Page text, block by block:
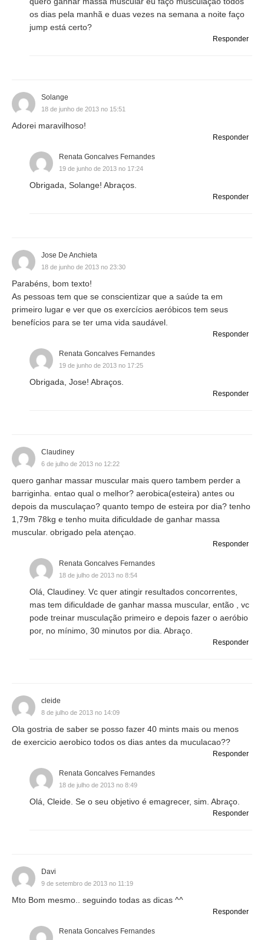
os dias pela manhã e duas vezes na semana a noite faço
jump está certo?
Responder
Solange
18 de junho de 2013 no 15:51
Adorei maravilhoso!
Responder
Renata Goncalves Fernandes
19 de junho de 2013 no 17:24
Obrigada, Solange! Abraços.
Responder
Jose De Anchieta
18 de junho de 2013 no 23:30
Parabéns, bom texto!
As pessoas tem que se conscientizar que a saúde ta em
primeiro lugar e ver que os exercícios aeróbicos tem seus
benefícios para se ter uma vida saudável.
Responder
Renata Goncalves Fernandes
19 de junho de 2013 no 17:25
Obrigada, Jose! Abraços.
Responder
Claudiney
6 de julho de 2013 no 12:22
quero ganhar massar muscular mais quero tambem perder a
barriginha. entao qual o melhor? aerobica(esteira) antes ou
depois da musculaçao? quanto tempo de esteira por dia? tenho
1,79m 78kg e tenho muita dificuldade de ganhar massa
muscular. obrigado pela atençao.
Responder
Renata Goncalves Fernandes
18 de julho de 2013 no 8:54
Olá, Claudiney. Vc quer atingir resultados concorrentes,
mas tem dificuldade de ganhar massa muscular, então , vc
pode treinar musculação primeiro e depois fazer o aeróbio
por, no mínimo, 30 minutos por dia. Abraço.
Responder
cleide
8 de julho de 2013 no 14:09
Ola gostria de saber se posso fazer 40 mints mais ou menos
de exercicio aerobico todos os dias antes da muculacao??
Responder
Renata Goncalves Fernandes
18 de julho de 2013 no 8:49
Olá, Cleide. Se o seu objetivo é emagrecer, sim. Abraço.
Responder
Davi
9 de setembro de 2013 no 11:19
Mto Bom mesmo.. seguindo todas as dicas ^^
Responder
Renata Goncalves Fernandes